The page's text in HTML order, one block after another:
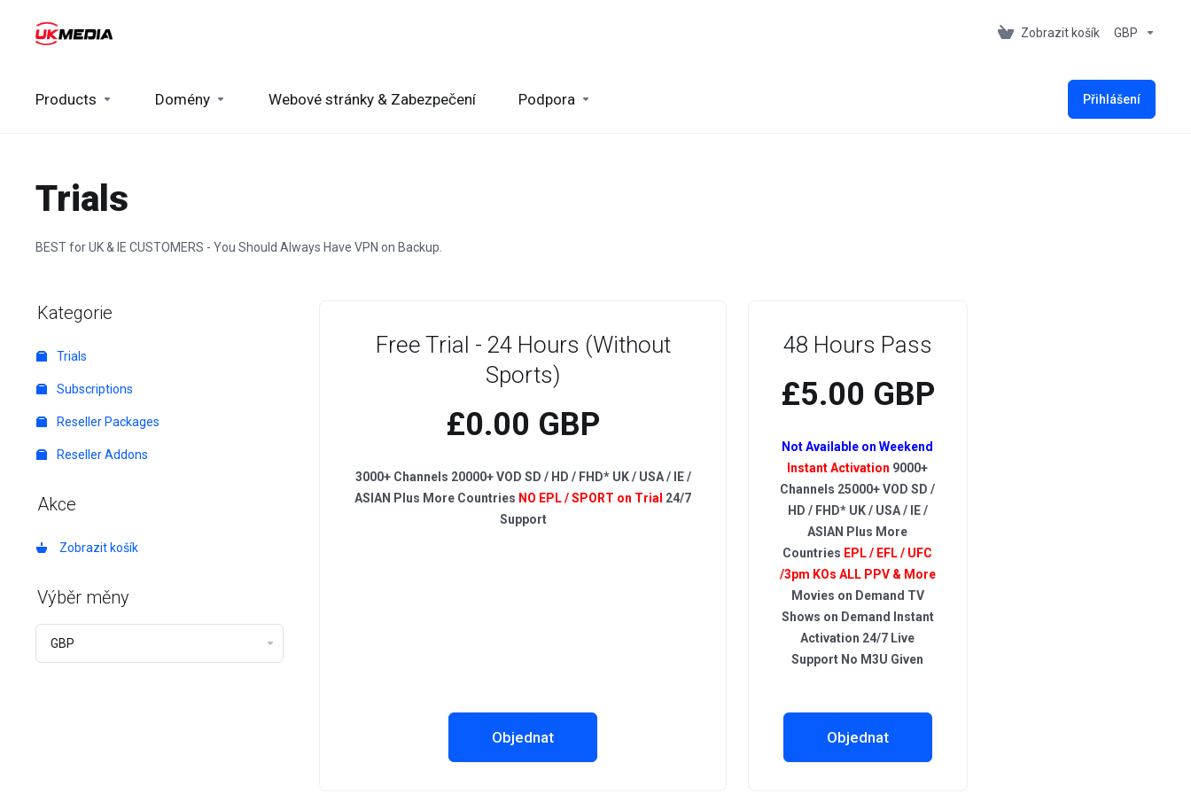
Zobrazit košík GBP
Products Domény Webové stránky & Zabezpečení Podpora Přihlášení
Trials
BEST for UK & IE CUSTOMERS - You Should Always Have VPN on Backup.
Kategorie
Trials
Subscriptions
Reseller Packages
Reseller Addons
Akce
Zobrazit košík
Výběr měny
Free Trial - 24 Hours (Without
Sports)
£0.00 GBP
3000+ Channels 20000+ VOD SD / HD / FHD* UK / USA / IE /
ASIAN Plus More Countries NO EPL / SPORT on Trial 24/7
Support
Objednat
48 Hours Pass
£5.00 GBP
Not Available on Weekend
Instant Activation 9000+
Channels 25000+ VOD SD /
HD / FHD* UK / USA / IE /
ASIAN Plus More
Countries EPL / EFL / UFC
/3pm KOs ALL PPV & More
Movies on Demand TV
Shows on Demand Instant
Activation 24/7 Live
Support No M3U Given
Objednat